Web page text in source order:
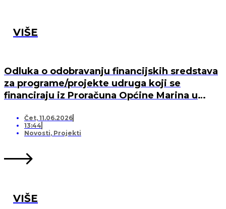
VIŠE
Odluka o odobravanju financijskih sredstava
za programe/projekte udruga koji se
financiraju iz Proračuna Općine Marina u
Čet, 11.06.2026
13:44
Novosti, Projekti
VIŠE